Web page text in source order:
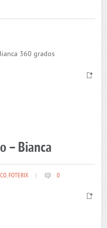
360 grados
– Bianca
,FOTERIX 0